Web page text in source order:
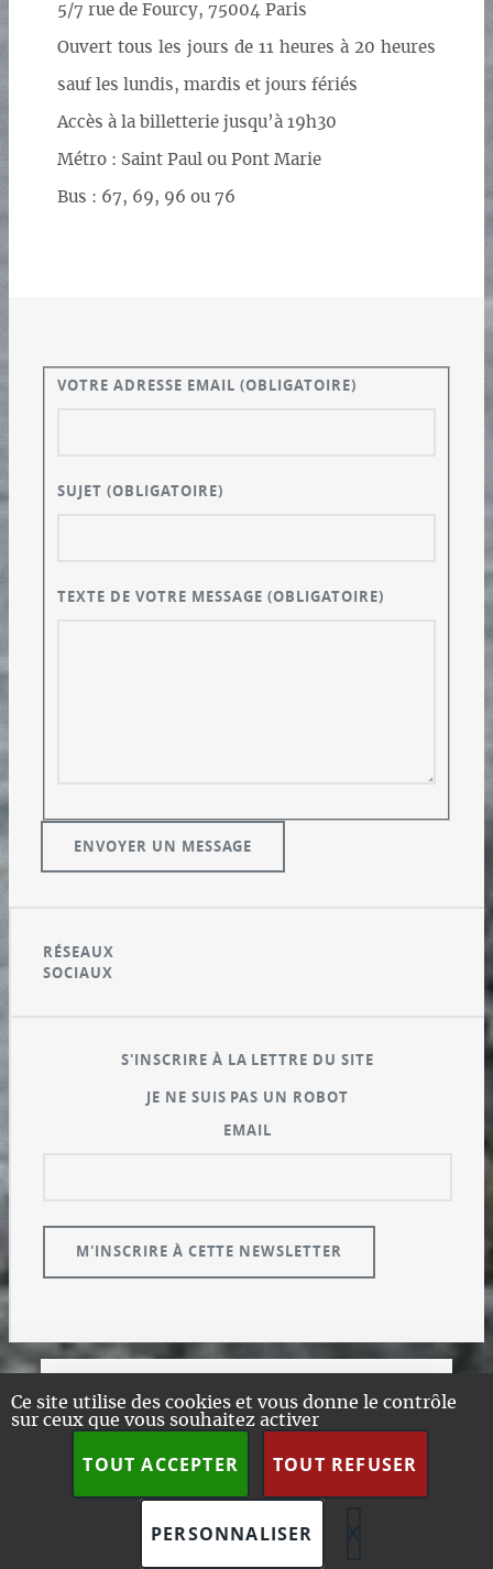
Ce site utilise des cookies et vous donne le contrôle
sur ceux que vous souhaitez activer
TOUT ACCEPTER TOUT REFUSER
PERSONNALISER
5/7 rue de Fourcy, 75004 Paris
Ouvert tous les jours de 11 heures à 20 heures
sauf les lundis, mardis et jours fériés
Accès à la billetterie jusqu’à 19h30
Métro : Saint Paul ou Pont Marie
Bus : 67, 69, 96 ou 76
VOTRE ADRESSE EMAIL(OBLIGATOIRE)
SUJET(OBLIGATOIRE)
TEXTE DE VOTRE MESSAGE(OBLIGATOIRE)
RÉSEAUX
SOCIAUX
S'INSCRIRE À LA LETTRE DU SITE
JE NE SUIS PAS UN ROBOT
EMAIL
© GUALENI.COM
A PROPOS
PLAN DU SITE